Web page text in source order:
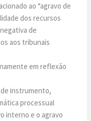
ao “agravo de
dos recursos
de
aos tribunais
em reflexão
instrumento,
processual
interno e o agravo